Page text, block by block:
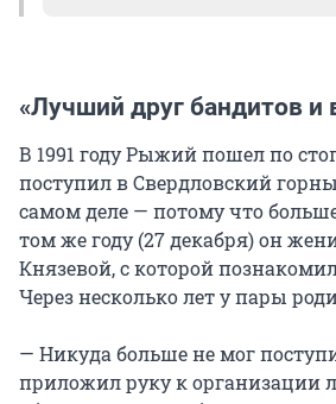
О, если б ты знала,
и как это лучше сказать:
с какого урока
в какое кино убежать? С
в каком направленье уйти?
Со сцены, со сцены,
со сцены, со сцены сойти.
«Лучший друг бандитов и
В 1991 году Рыжий пошел по
поступил в Свердловский
самом деле — потому что
том же году (27 декабря) он
Князевой, с которой
Через несколько лет у пары
— Никуда больше не мог
приложил руку к организации